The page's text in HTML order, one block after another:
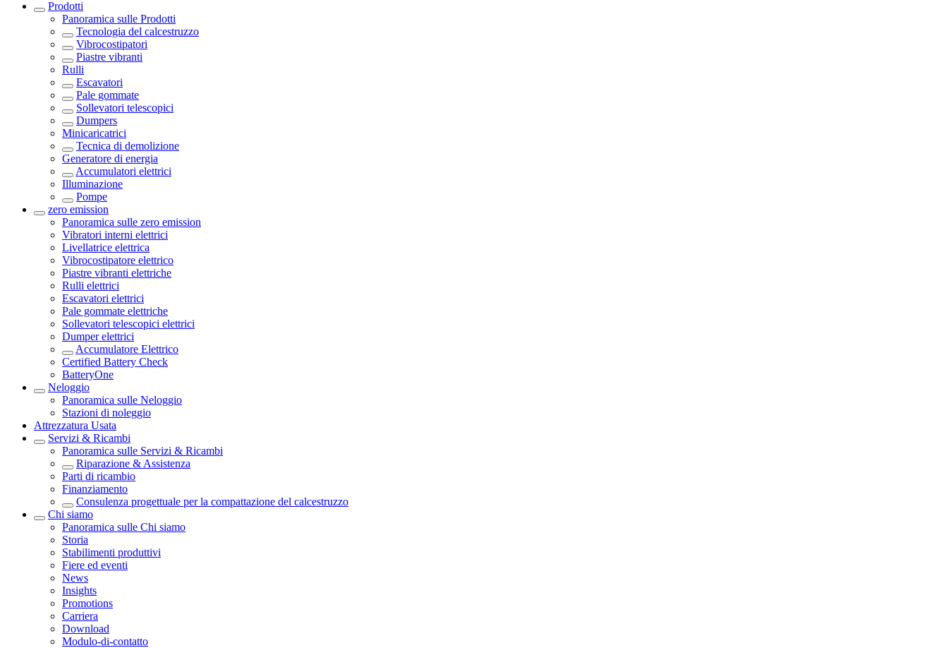
Prodotti
Panoramica sulle Prodotti
Tecnologia del calcestruzzo
Vibrocostipatori
Piastre vibranti
Rulli
Escavatori
Pale gommate
Sollevatori telescopici
Dumpers
Minicaricatrici
Tecnica di demolizione
Generatore di energia
Accumulatori elettrici
Illuminazione
Pompe
zero emission
Panoramica sulle zero emission
Vibratori interni elettrici
Livellatrice elettrica
Vibrocostipatore elettrico
Piastre vibranti elettriche
Rulli elettrici
Escavatori elettrici
Pale gommate elettriche
Sollevatori telescopici elettrici
Dumper elettrici
Accumulatore Elettrico
Certified Battery Check
BatteryOne
Neloggio
Panoramica sulle Neloggio
Stazioni di noleggio
Attrezzatura Usata
Servizi & Ricambi
Panoramica sulle Servizi & Ricambi
Riparazione & Assistenza
Parti di ricambio
Finanziamento
Consulenza progettuale per la compattazione del calcestruzzo
Chi siamo
Panoramica sulle Chi siamo
Storia
Stabilimenti produttivi
Fiere ed eventi
News
Insights
Promotions
Carriera
Download
Modulo-di-contatto